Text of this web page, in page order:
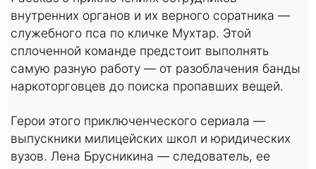
внутренних органов и их верного соратника —
служебного пса по кличке Мухтар. Этой
сплоченной команде предстоит выполнять
самую разную работу — от разоблачения банды
наркоторговцев до поиска пропавших вещей.
Герои этого приключенческого сериала —
выпускники милицейских школ и юридических
вузов. Лена Брусникина — следователь, ее